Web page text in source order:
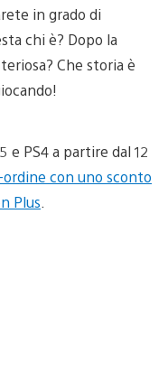
in grado di
chi è? Dopo la
Che storia è
e PS4 a partire dal 12
con uno sconto
Plus